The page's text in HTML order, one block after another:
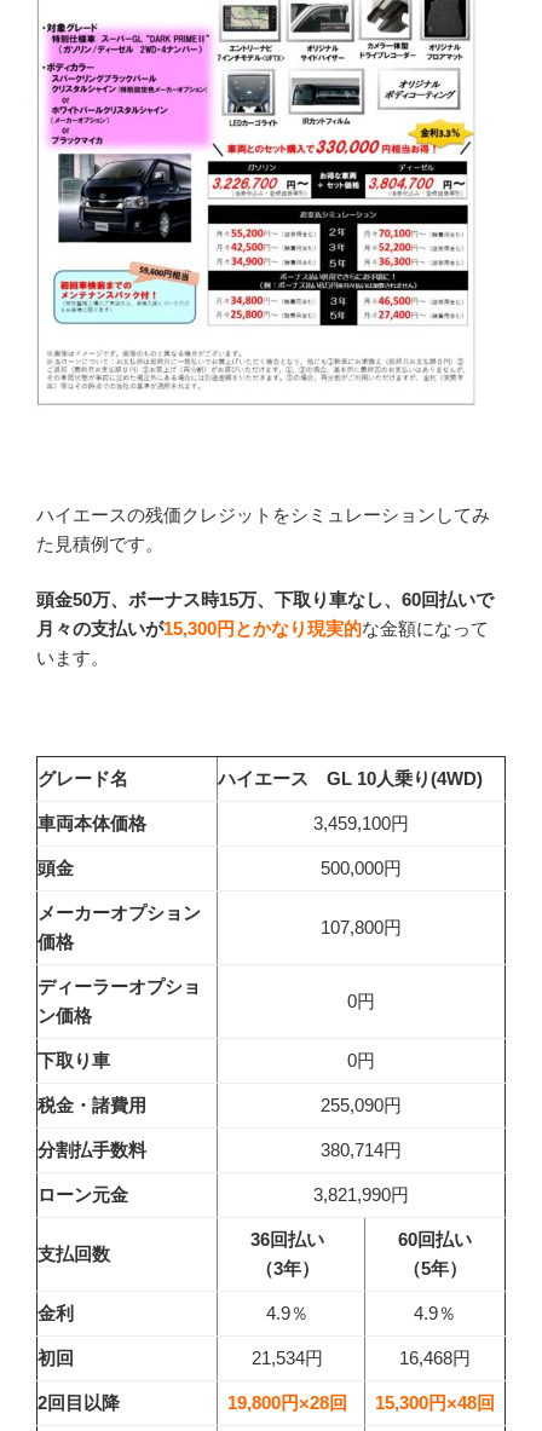
ハイエースの残価クレジットをシミュレーションしてみ
た見積例です。
頭金50万、ボーナス時15万、下取り車なし、60回払いで
月々の支払いが15,300円 とかなり現実的な金額になって
います。
グレード名 ハイエース GL 10人乗り(4WD)
車両本体価格 3,459,100円
頭金 500,000円
メーカーオプション
価格
107,800円
ディーラーオプショ
ン価格
0円
下取り車 0円
税金・諸費用 255,090円
分割払手数料 380,714円
ローン元金 3,821,990円
支払回数
36回払い
（3年）
60回払い
（5年）
金利 4.9％ 4.9％
初回 21,534円 16,468円
2回目以降 19,800円×28回 15,300円×48回